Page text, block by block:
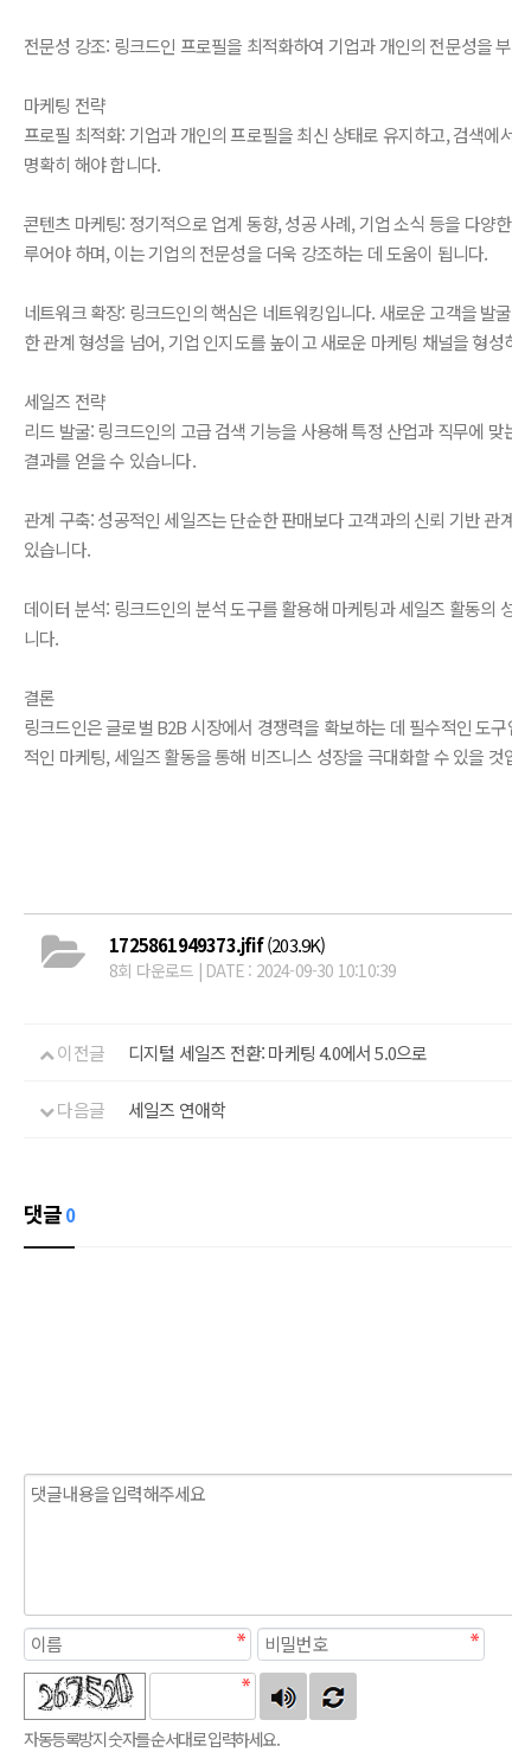
전문성 강조: 링크드인 프로필을 최적화하여 기업과 개인의 전문성을
마케팅 전략
프로필 최적화: 기업과 개인의 프로필을 최신 상태로 유지하고, 검색
명확히 해야 합니다.
콘텐츠 마케팅: 정기적으로 업계 동향, 성공 사례, 기업 소식 등을 다
루어야 하며, 이는 기업의 전문성을 더욱 강조하는 데 도움이 됩니다.
네트워크 확장: 링크드인의 핵심은 네트워킹입니다. 새로운 고객을
한 관계 형성을 넘어, 기업 인지도를 높이고 새로운 마케팅 채널을 형
세일즈 전략
리드 발굴: 링크드인의 고급 검색 기능을 사용해 특정 산업과 직무에
결과를 얻을 수 있습니다.
관계 구축: 성공적인 세일즈는 단순한 판매보다 고객과의 신뢰 기반
있습니다.
데이터 분석: 링크드인의 분석 도구를 활용해 마케팅과 세일즈 활동의
니다.
결론
링크드인은 글로벌 B2B 시장에서 경쟁력을 확보하는 데 필수적인 도
적인 마케팅, 세일즈 활동을 통해 비즈니스 성장을 극대화할 수 있을 것
1725861949373.jfif(203.9K)
8회 다운로드 | DATE : 2024-09-30 10:10:39
이전글 디지털 세일즈 전환: 마케팅 4.0에서 5.0으로
다음글 세일즈 연애학
댓글0
자동등록방지 숫자를 순서대로 입력하세요.